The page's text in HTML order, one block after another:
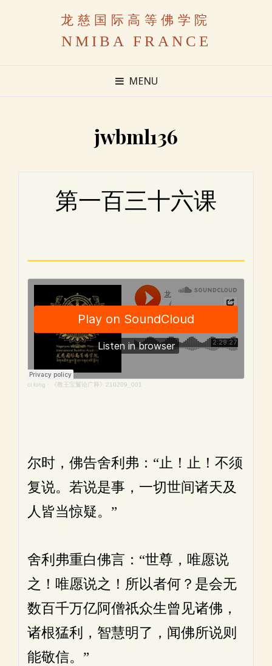
龙慈国际高等佛学院
NMIBA FRANCE
MENU
jwbml136
第一百三十六课
ci long · 《教王宝鬘论广释》210209_001
尔时，佛告舍利弗：“止！止！不须
复说。若说是事，一切世间诸天及
人皆当惊疑。”
舍利弗重白佛言：“世尊，唯愿说
之！唯愿说之！所以者何？是会无
数百千万亿阿僧祇众生曾见诸佛，
诸根猛利，智慧明了，闻佛所说则
能敬信。”